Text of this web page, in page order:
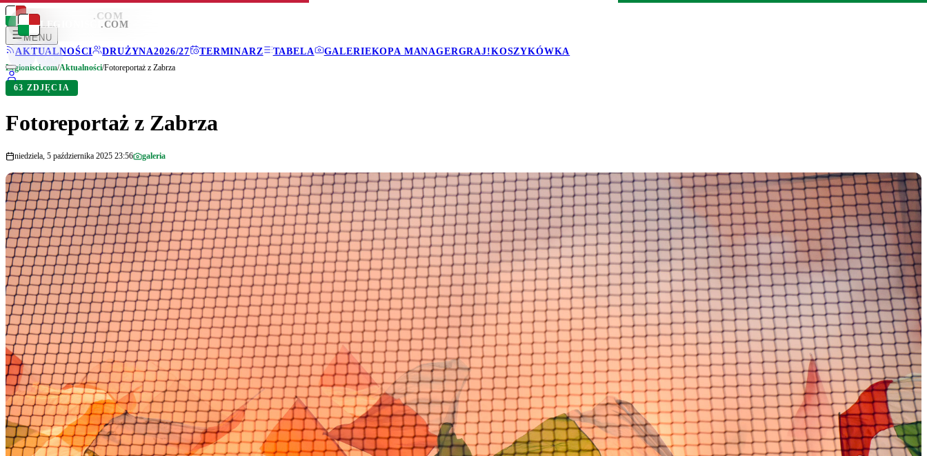
LEGIONISCI .COM
MENU
AKTUALNOŚCI
DRUŻYNA2026/27 TERMINARZ TABELA GALERIEKOPA MANAGERGRAJ!KOSZYKÓWKA
LEGIONISCI .COM
Legionisci.com/Aktualności/Fotoreportaż z Zabrza
63 ZDJĘCIA
Fotoreportaż z Zabrza
niedziela, 5 października 2025 23:56 galeria